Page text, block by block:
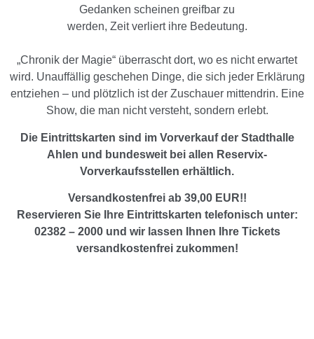
Gedanken scheinen greifbar zu
werden, Zeit verliert ihre Bedeutung.
„Chronik der Magie“ überrascht dort, wo es nicht erwartet
wird. Unauffällig geschehen Dinge, die sich jeder Erklärung
entziehen – und plötzlich ist der Zuschauer mittendrin. Eine
Show, die man nicht versteht, sondern erlebt.
Die Eintrittskarten sind im Vorverkauf der Stadthalle
Ahlen und bundesweit bei allen Reservix-
Vorverkaufsstellen erhältlich.
Versandkostenfrei ab 39,00 EUR!!
Reservieren Sie Ihre Eintrittskarten telefonisch unter:
02382 – 2000 und wir lassen Ihnen Ihre Tickets
versandkostenfrei zukommen!